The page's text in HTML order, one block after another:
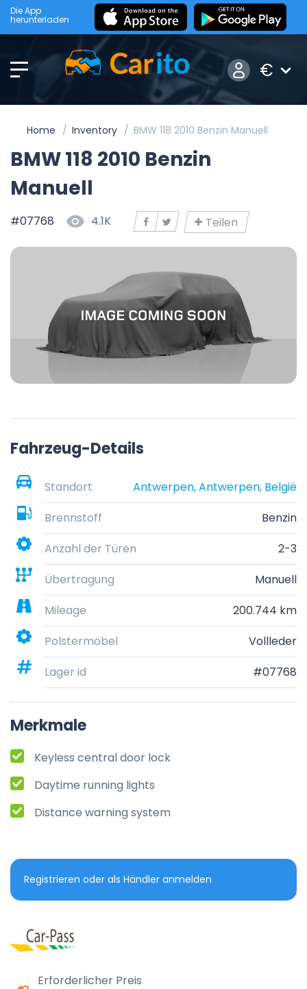
Die App
herunterladen
€
Home Inventory BMW 118 2010 Benzin Manuell
BMW 118 2010 Benzin
Manuell
#07768 4.1K Teilen
Fahrzeug-Details
Standort
Antwerpen, Antwerpen, België
Brennstoff
Benzin
Anzahl der Türen
2-3
Übertragung
Manuell
Mileage
200.744 km
Polstermöbel
Vollleder
Lager id
#07768
Merkmale
Keyless central door lock
Daytime running lights
Distance warning system
Registrieren oder als Händler anmelden
Erforderlicher Preis